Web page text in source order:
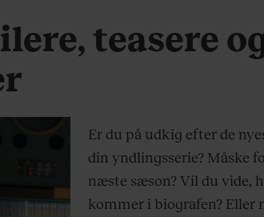
teasere
Er du på udkig efter de
din yndlingsserie? Måske
næste sæson? Vil du vide,
kommer i biografen?